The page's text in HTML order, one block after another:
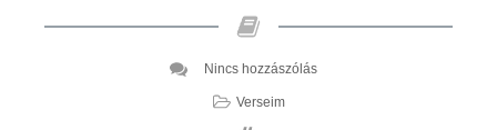
Nincs hozzászólás
Verseim